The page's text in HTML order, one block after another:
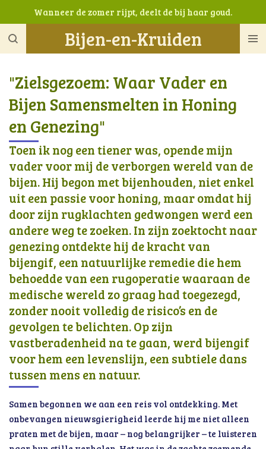
naar
Bijen-en-Kruiden
Wanneer de zomer rijpt, deelt de bij haar goud.
"Zielsgezoem: Waar Vader en
Bijen Samensmelten in Honing
en Genezing"
Toen ik nog een tiener was, opende mijn
vader voor mij de verborgen wereld van de
bijen. Hij begon met bijenhouden, niet enkel
uit een passie voor honing, maar omdat hij
door zijn rugklachten gedwongen werd een
andere weg te zoeken. In zijn zoektocht naar
genezing ontdekte hij de kracht van
bijengif, een natuurlijke remedie die hem
behoedde van een rugoperatie waaraan de
medische wereld zo graag had toegezegd,
zonder nooit volledig de risico’s en de
gevolgen te belichten. Op zijn
vastberadenheid na te gaan, werd bijengif
voor hem een levenslijn, een subtiele dans
tussen mens en natuur.
Samen begonnen we aan een reis vol ontdekking. Met
onbevangen nieuwsgierigheid leerde hij me niet alleen
praten met de bijen, maar – nog belangrijker – te luisteren